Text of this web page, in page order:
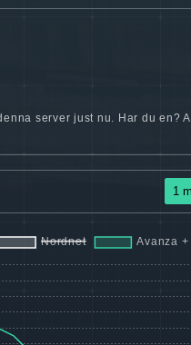
server just nu. Har du en?
1